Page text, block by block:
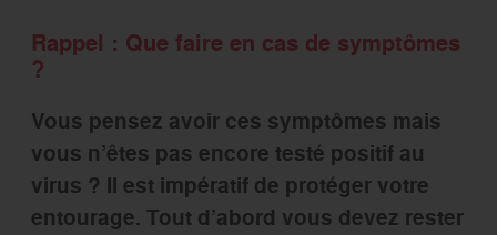
Rappel : Que faire en cas de symptômes
?
Vous pensez avoir ces symptômes mais
vous n’êtes pas encore testé positif au
virus ? Il est impératif de protéger votre
entourage. Tout d’abord vous devez rester